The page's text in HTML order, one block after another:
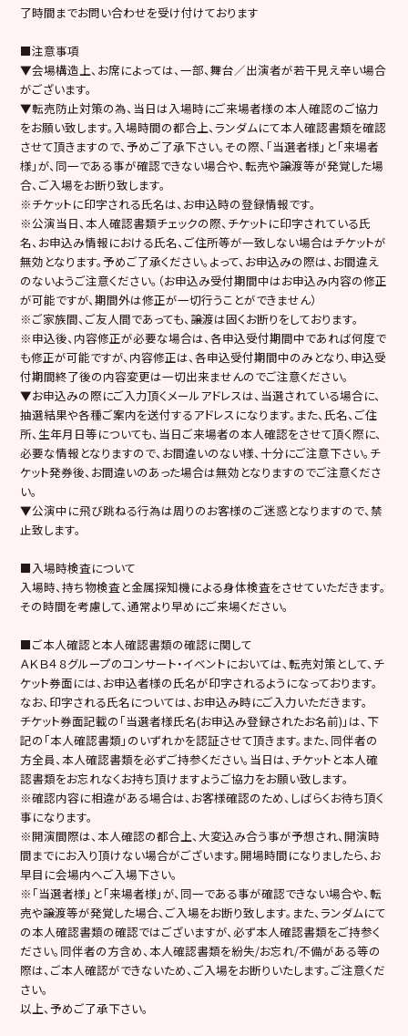
了時間までお問い合わせを受け付けております
■注意事項
▼会場構造上、お席によっては、一部、舞台／出演者が若干見え辛い場合
がございます。
▼転売防止対策の為、当日は入場時にご来場者様の本人確認のご協力
をお願い致します。入場時間の都合上、ランダムにて本人確認書類を確認
させて頂きますので、予めご了承下さい。 その際、「当選者様」と「来場者
様」が、同一である事が確認できない場合や、転売や譲渡等が発覚した場
合、ご入場をお断り致します。
※チケットに印字される氏名は、お申込時の登録情報です。
※公演当日、本人確認書類チェックの際、チケットに印字されている氏
名、お申込み情報における氏名、ご住所等が一致しない場合はチケットが
無効となります。予めご了承ください。よって、お申込みの際は、お間違え
のないようご注意ください。（お申込み受付期間中はお申込み内容の修正
が可能ですが、期間外は修正が一切行うことができません）
※ご家族間、ご友人間であっても、譲渡は固くお断りをしております。
※申込後、内容修正が必要な場合は、各申込受付期間中であれば何度で
も修正が可能ですが、内容修正は、各申込受付期間中のみとなり、申込受
付期間終了後の内容変更は一切出来ませんのでご注意ください。
▼お申込みの際にご入力頂くメールアドレスは、当選されている場合に、
抽選結果や各種ご案内を送付するアドレスになります。また、氏名、ご住
所、生年月日等についても、当日ご来場者の本人確認をさせて頂く際に、
必要な情報となりますので、お間違いのない様、十分にご注意下さい。チ
ケット発券後、お間違いのあった場合は無効となりますのでご注意くださ
い。
▼公演中に飛び跳ねる行為は周りのお客様のご迷惑となりますので、禁
止致します。
■入場時検査について
入場時、持ち物検査と金属探知機による身体検査をさせていただきます。
その時間を考慮して、通常より早めにご来場ください。
■ご本人確認と本人確認書類の確認に関して
ＡＫＢ４８グループのコンサート・イベントにおいては、転売対策として、チ
ケット券面には、お申込者様の氏名が印字されるようになっております。
なお、印字される氏名については、お申込み時にご入力いただきます。
チケット券面記載の「当選者様氏名(お申込み登録されたお名前)」は、下
記の「本人確認書類」のいずれかを認証させて頂きます。 また、同伴者の
方全員、本人確認書類を必ずご持参ください。当日は、チケットと本人確
認書類をお忘れなくお持ち頂けますようご協力をお願い致します。
※確認内容に相違がある場合は、お客様確認のため、しばらくお待ち頂く
事になります。
※開演間際は、本人確認の都合上、大変込み合う事が予想され、開演時
間までにお入り頂けない場合がございます。開場時間になりましたら、お
早目に会場内へご入場下さい。
※「当選者様」と「来場者様」が、同一である事が確認できない場合や、転
売や譲渡等が発覚した場合、ご入場をお断り致します。また、ランダムにて
の本人確認書類の確認ではございますが、必ず本人確認書類をご持参く
ださい。 同伴者の方含め、本人確認書類を紛失/お忘れ/不備がある等の
際は、ご本人確認ができないため、ご入場をお断りいたします。ご注意くだ
さい。
以上、予めご了承下さい。